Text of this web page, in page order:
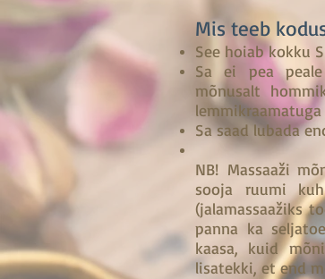
Mis teeb
See hoiab kokku
Sa ei pea
mõnusalt
Sa saad lubada
NB! Massaaži
sooja ruumi
(jalamassaažiks
panna ka
kaasa, kuid
lisatekki, et end